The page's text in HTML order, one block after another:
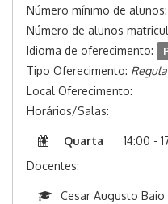
Número mínimo de alunos:
Número de alunos
Idioma de oferecimento:
Tipo Oferecimento:
Local Oferecimento:
Horários/Salas:
Quarta
14:00 -
Docentes:
Cesar Augusto Baio